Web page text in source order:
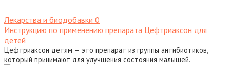
Лекарства и биодобавки 0
Инструкцию по применению препарата Цефтриаксон для
детей
Цефтриаксон детям — это препарат из группы антибиотиков,
который принимают для улучшения состояния малышей.